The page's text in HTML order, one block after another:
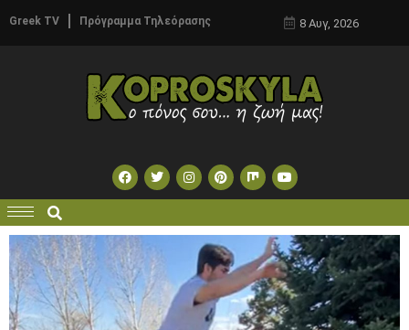
Greek TV Πρόγραμμα Τηλεόρασης 8 Αυγ, 2026